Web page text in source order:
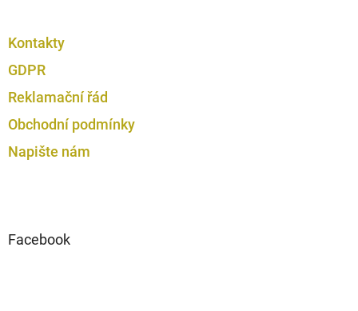
Kontakty
GDPR
Reklamační řád
Obchodní podmínky
Napište nám
Facebook